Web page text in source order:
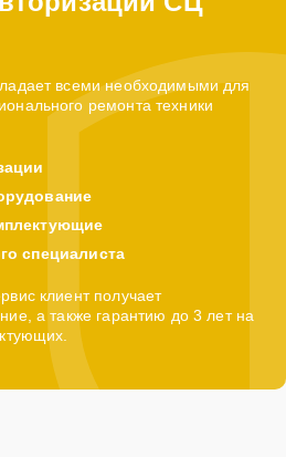
всеми необходимыми для
ремонта техники
специалиста
клиент получает
а также гарантию до 3 лет на